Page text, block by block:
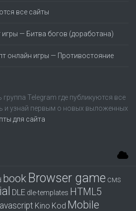
все сайты
игры — Битва богов (доработана)
онлайн игры — Противостояние
группа Telegram где публикуются все
и узнай первым о новых выложенных
для сайта
book Browser game CMS
DLE dle-templates HTML5
Kino Kod Mobile